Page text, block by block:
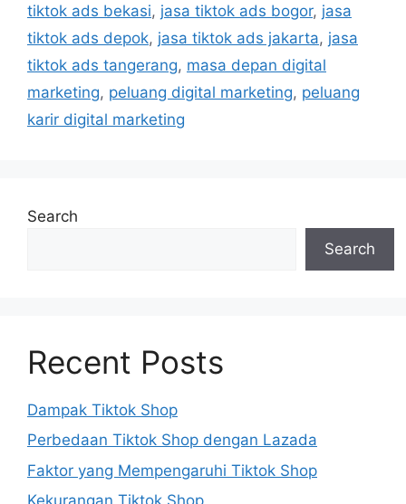
tiktok ads bekasi, jasa tiktok ads bogor, jasa
tiktok ads depok, jasa tiktok ads jakarta, jasa
tiktok ads tangerang, masa depan digital
marketing, peluang digital marketing, peluang
karir digital marketing
Search
Search
Recent Posts
Dampak Tiktok Shop
Perbedaan Tiktok Shop dengan Lazada
Faktor yang Mempengaruhi Tiktok Shop
Kekurangan Tiktok Shop